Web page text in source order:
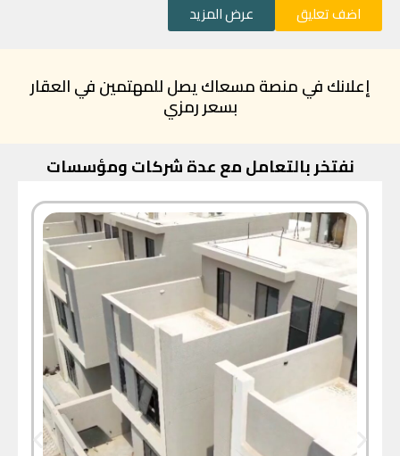
اضف تعليق عرض المزيد
إعلانك في منصة مسعاك يصل للمهتمين في العقار
بسعر رمزي
نفتخر بالتعامل مع عدة شركات ومؤسسات